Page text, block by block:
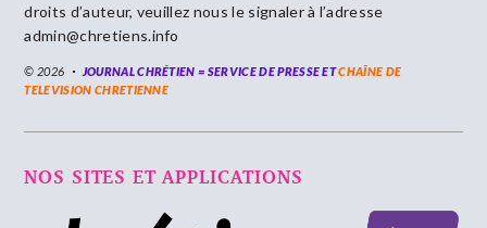
droits d’auteur, veuillez nous le signaler à l’adresse
admin@chretiens.info
© 2026 JOURNAL CHRÉTIEN = SERVICE DE PRESSE ETCHAÎNE DE
TELEVISION CHRETIENNE
NOS SITES ET APPLICATIONS